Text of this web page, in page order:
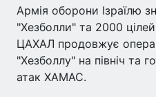
Армія оборони Ізраїлю
"Хезболли" та 2000
ЦАХАЛ продовжує
"Хезболлу" на північ та
атак ХАМАС.